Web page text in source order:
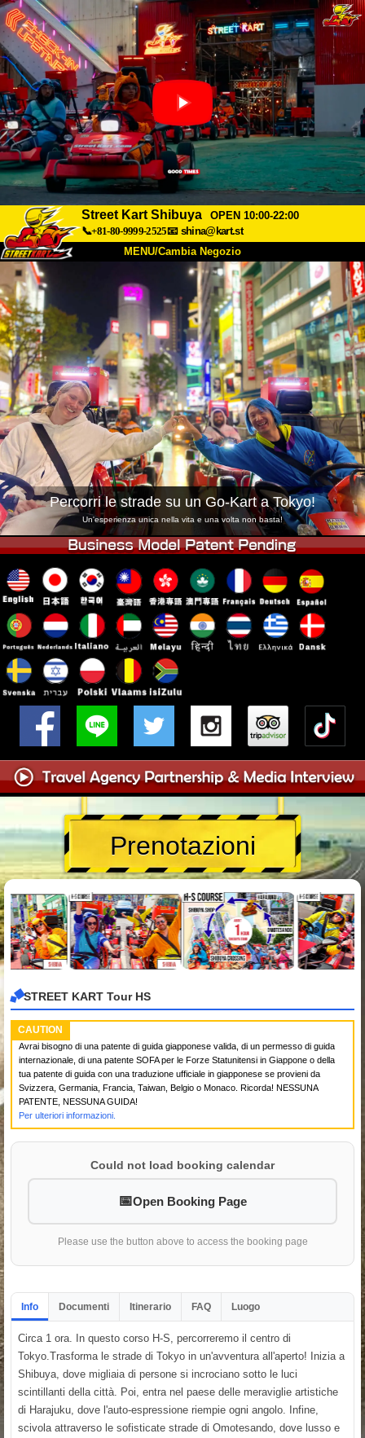
Street Kart Shibuya
OPEN 10:00-22:00
📞+81-80-9999-2525📧 shina@kart.st
MENU/Cambia Negozio
INIZIO
Chi Siamo Specifiche Prezzo
Accesso Recensioni FAQ
Azienda Prenotazioni
Cambia Negozio
Tokyo Shinagawa Tokyo Akihabara#1
Tokyo Akihabara#2 Tokyo Shibuya
Tokyo Shibuya Annex Tokyo Bay
Tokyo Asakusa Osaka
Okinawa
Percorri le strade su un Go-Kart a Tokyo!
Un'esperienza unica nella vita e una volta non basta!
Prenotazioni
STREET KART Tour HS
CAUTION
Avrai bisogno di una patente di guida giapponese valida, di un permesso di guida
internazionale, di una patente SOFA per le Forze Statunitensi in Giappone o della
tua patente di guida con una traduzione ufficiale in giapponese se provieni da
Svizzera, Germania, Francia, Taiwan, Belgio o Monaco. Ricorda! NESSUNA
PATENTE, NESSUNA GUIDA!
Per ulteriori informazioni.
Could not load booking calendar
Open Booking Page
Please use the button above to access the booking page
Info Documenti Itinerario FAQ Luogo
Circa 1 ora. In questo corso H-S, percorreremo il centro di
Tokyo.Trasforma le strade di Tokyo in un'avventura all'aperto! Inizia a
Shibuya, dove migliaia di persone si incrociano sotto le luci
scintillanti della città. Poi, entra nel paese delle meraviglie artistiche
di Harajuku, dove l'auto-espressione riempie ogni angolo. Infine,
scivola attraverso le sofisticate strade di Omotesando, dove lusso e